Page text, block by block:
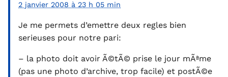
2 janvier 2008 à 23 h 05 min
Je me permets d’emettre deux regles bien
serieuses pour notre pari:
– la photo doit avoir Ã©tÃ© prise le jour mÃªme
(pas une photo d’archive, trop facile) et postÃ©e